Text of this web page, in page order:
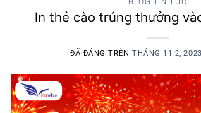
In thẻ cào trúng thưởng
ĐÃ ĐĂNG TRÊN THÁNG 11 2, 2023